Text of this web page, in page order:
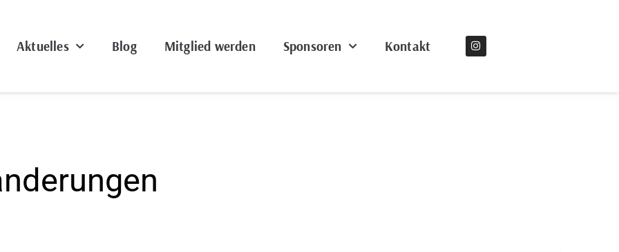
Aktuelles Blog Mitglied werden Sponsoren Kontakt